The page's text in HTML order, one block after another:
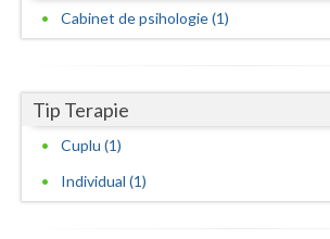
Iasi
Maramures
Cabinet de psihologie (1)
Tip Terapie
Cuplu (1)
Individual (1)